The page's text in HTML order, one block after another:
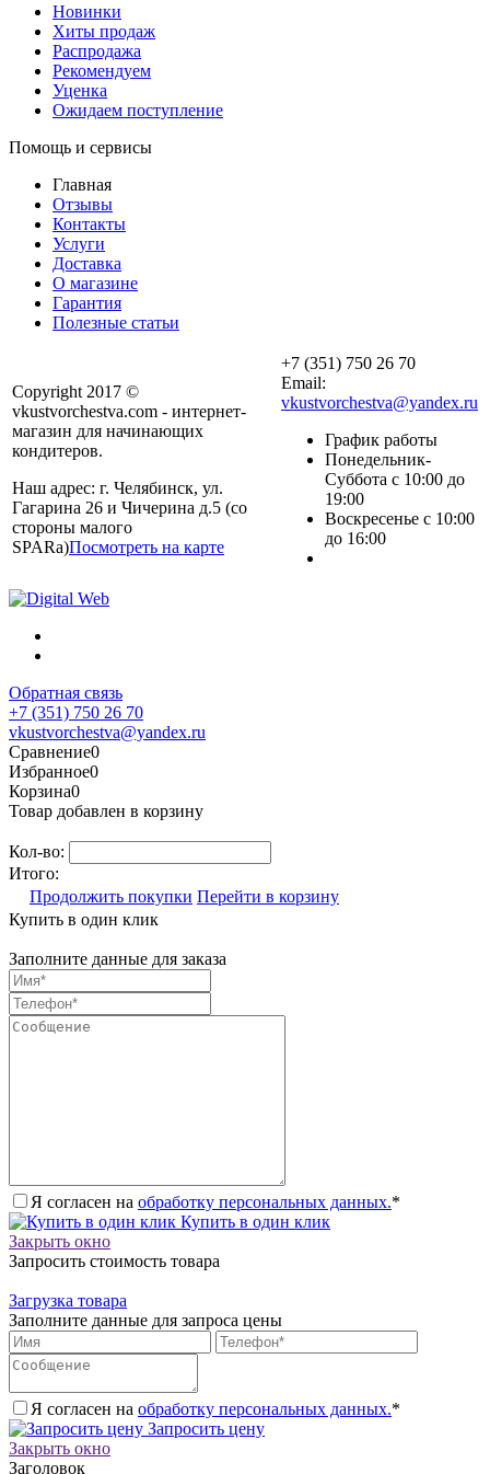
Новинки
Хиты продаж
Распродажа
Рекомендуем
Уценка
Ожидаем поступление
Помощь и сервисы
Главная
Отзывы
Контакты
Услуги
Доставка
О магазине
Гарантия
Полезные статьи
Copyright 2017 ©
vkustvorchestva.com - интернет-
магазин для начинающих
кондитеров.
Наш адрес: г. Челябинск, ул.
Гагарина 26 и Чичерина д.5 (со
стороны малого
SPARa)Посмотреть на карте
+7 (351) 750 26 70
Email:
vkustvorchestva@yandex.ru
График работы
Понедельник-
Суббота с 10:00 до
19:00
Воскресенье с 10:00
до 16:00
Обратная связь
+7 (351) 750 26 70
vkustvorchestva@yandex.ru
Сравнение0
Избранное0
Корзина0
Товар добавлен в корзину
Кол-во:
Итого:
Продолжить покупки Перейти в корзину
Купить в один клик
Заполните данные для заказа
Я согласен на обработку персональных данных.*
Купить в один клик
Закрыть окно
Запросить стоимость товара
Загрузка товара
Заполните данные для запроса цены
Я согласен на обработку персональных данных.*
Запросить цену
Закрыть окно
Заголовок